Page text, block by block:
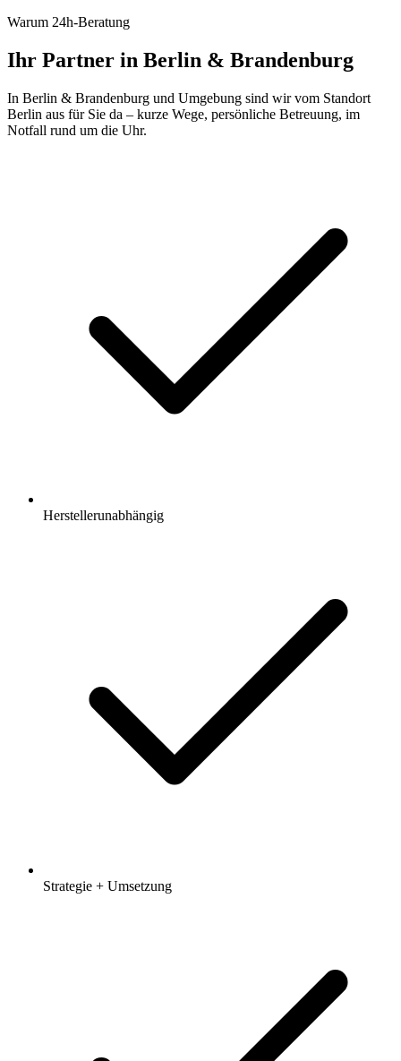
Warum 24h-Beratung
Ihr Partner in Berlin & Brandenburg
In Berlin & Brandenburg und Umgebung sind wir vom Standort
Berlin aus für Sie da – kurze Wege, persönliche Betreuung, im
Notfall rund um die Uhr.
Herstellerunabhängig
Strategie + Umsetzung